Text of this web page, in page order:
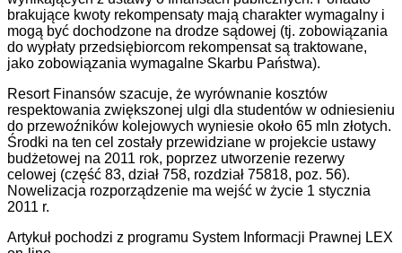
brakujące kwoty rekompensaty mają charakter wymagalny i
mogą być dochodzone na drodze sądowej (tj. zobowiązania
do wypłaty przedsiębiorcom rekompensat są traktowane,
jako zobowiązania wymagalne Skarbu Państwa).
Resort Finansów szacuje, że wyrównanie kosztów
respektowania zwiększonej ulgi dla studentów w odniesieniu
do przewoźników kolejowych wyniesie około 65 mln złotych.
Środki na ten cel zostały przewidziane w projekcie ustawy
budżetowej na 2011 rok, poprzez utworzenie rezerwy
celowej (część 83, dział 758, rozdział 75818, poz. 56).
Nowelizacja rozporządzenie ma wejść w życie 1 stycznia
2011 r.
Artykuł pochodzi z programu System Informacji Prawnej LEX